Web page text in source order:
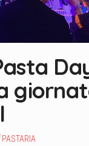
PASTARIA